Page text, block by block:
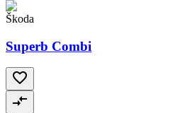
Škoda
Superb Combi